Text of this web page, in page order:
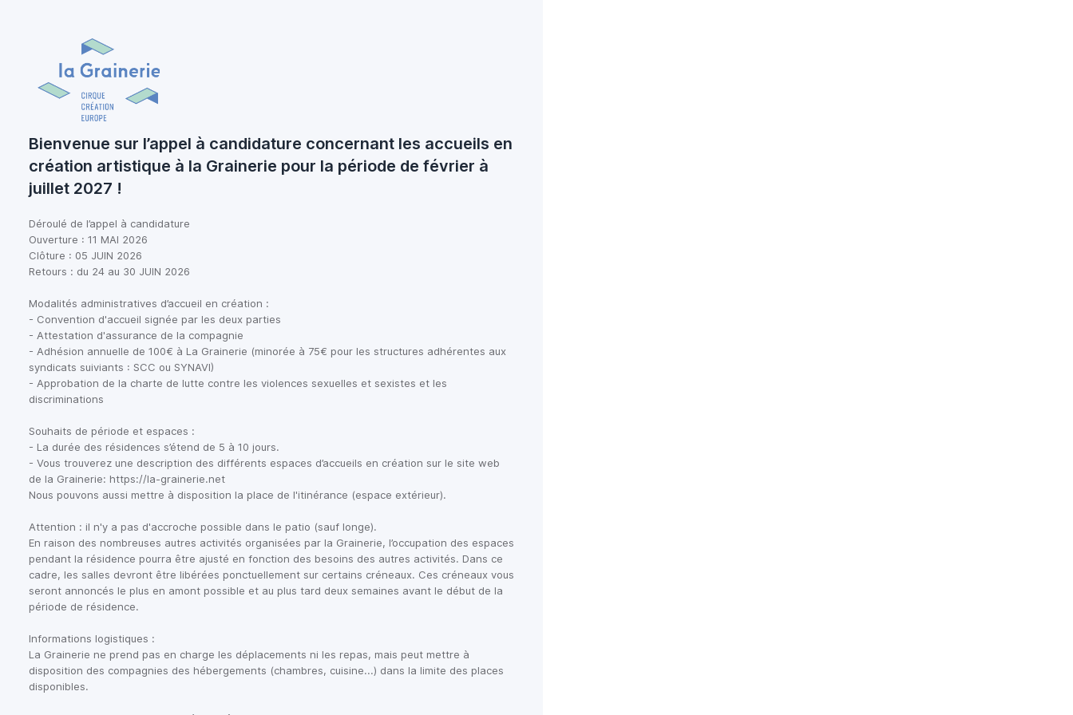
Bienvenue sur l’appel à candidature concernant les accueils en
création artistique à la Grainerie pour la période de février à
juillet 2027 !
Déroulé de l’appel à candidature
Ouverture : 11 MAI 2026
Clôture : 05 JUIN 2026
Retours : du 24 au 30 JUIN 2026
Modalités administratives d’accueil en création :
- Convention d'accueil signée par les deux parties
- Attestation d'assurance de la compagnie
- Adhésion annuelle de 100€ à La Grainerie (minorée à 75€ pour les structures adhérentes aux
syndicats suiviants : SCC ou SYNAVI)
- Approbation de la charte de lutte contre les violences sexuelles et sexistes et les
discriminations
Souhaits de période et espaces :
- La durée des résidences s’étend de 5 à 10 jours.
- Vous trouverez une description des différents espaces d’accueils en création sur le site web
de la Grainerie: https://la-grainerie.net
Nous pouvons aussi mettre à disposition la place de l'itinérance (espace extérieur).
Attention : il n'y a pas d'accroche possible dans le patio (sauf longe).
En raison des nombreuses autres activités organisées par la Grainerie, l’occupation des espaces
pendant la résidence pourra être ajusté en fonction des besoins des autres activités. Dans ce
cadre, les salles devront être libérées ponctuellement sur certains créneaux. Ces créneaux vous
seront annoncés le plus en amont possible et au plus tard deux semaines avant le début de la
période de résidence.
Informations logistiques :
La Grainerie ne prend pas en charge les déplacements ni les repas, mais peut mettre à
disposition des compagnies des hébergements (chambres, cuisine...) dans la limite des places
disponibles.